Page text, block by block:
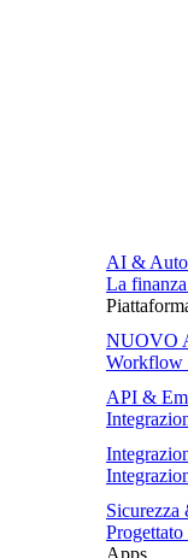
AI &
La
NUOVO
Workflow
API &
Sicurezza
Progettato
Apps